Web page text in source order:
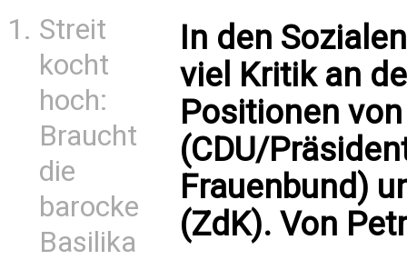
Streit
kocht
hoch:
Braucht
die
barocke
Basilika
In den
viel Kritik an
Positionen
(CDU/
Frauenbund)
(ZdK). Von